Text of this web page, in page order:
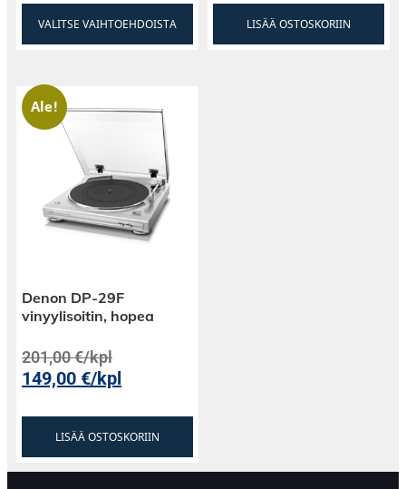
VALITSE VAIHTOEHDOISTA LISÄÄ OSTOSKORIIN
Ale!
Denon DP-29F
vinyylisoitin, hopea
201,00€/kpl
149,00€/kpl
LISÄÄ OSTOSKORIIN